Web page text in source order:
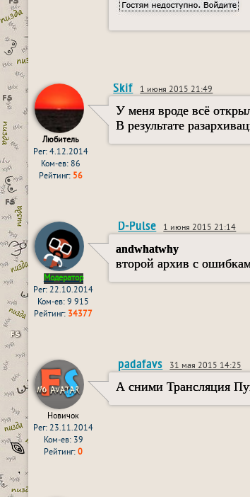
Любитель
Рег: 4.12.2014
Ком-ев: 86
Рейтинг: 56
Skif 1 июня 2015 21:49
У меня вроде всё
В результате
Модератор
Рег: 22.10.2014
Ком-ев: 9 915
Рейтинг: 34377
D-Pulse 1 июня 2015 21:14
andwhatwhy
второй архив с
Новичок
Рег: 23.11.2014
Ком-ев: 39
Рейтинг:0
padafavs 31 мая 2015 14:25
А сними Трансляция